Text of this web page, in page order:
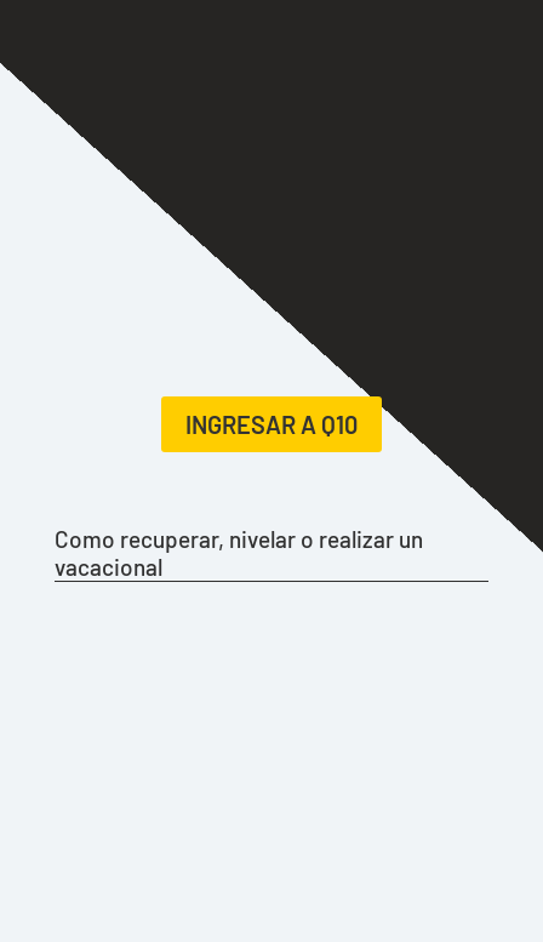
INGRESAR A Q10
Como recuperar, nivelar o realizar un
vacacional